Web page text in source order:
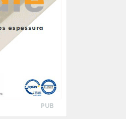
PUB